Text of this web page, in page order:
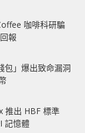
咖啡科研騙
報
包」爆出致命漏洞
推出 HBF 標準
記憶體